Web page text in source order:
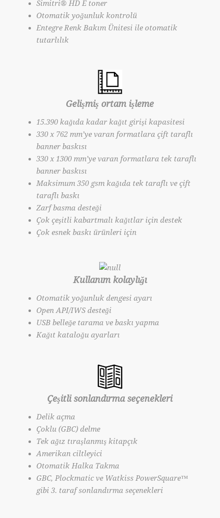
Simitri® HD E toner
Otomatik yoğunluk kontrolü
Entegre Renk Bakım Ünitesi ile otomatik
tutarlılık
Gelişmiş ortam işleme
15.390 kağıda kadar kağıt girişi kapasitesi
330 x 762 mm’ye varan formatlara çift taraflı
banner baskısı
330 x 1300 mm’ye varan formatlara tek taraflı
banner baskısı
Maksimum 350 gsm kağıda tek taraflı ve çift
taraflı baskı
Zarf basma desteği
Çok çeşitli kabartmalı kağıtlar için destek
Çok esnek baskı ürünleri için
Kullanım kolaylığı
Otomatik yoğunluk dengesi ayarı
Open API/IWS desteği
USB belleğe tarama ve baskı yapma
Kağıt kataloğu ayarları
Çeşitli sonlandırma seçenekleri
Delik açma
Çoklu (GBC) delme
Tek ağız tıraşlanmış kitapçık
Amerikan ciltleyici
Otomatik Halka Takma
GBC, Plockmatic ve Watkiss PowerSquare™
gibi 3. taraf sonlandırma seçenekleri